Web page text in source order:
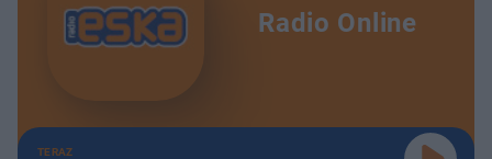
Radio Online
TERAZ